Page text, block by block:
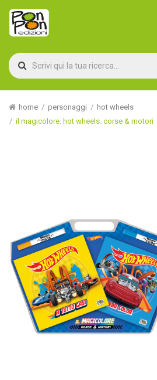
home personaggi
hot wheels
il magicolore. hot wheels. corse & motori